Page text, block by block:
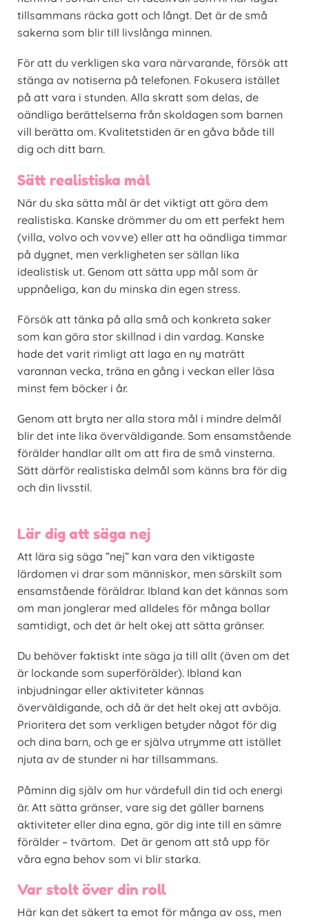
tillsammans räcka gott och långt. Det är de små
sakerna som blir till livslånga minnen.
För att du verkligen ska vara närvarande, försök att
stänga av notiserna på telefonen. Fokusera istället
på att vara i stunden. Alla skratt som delas, de
oändliga berättelserna från skoldagen som barnen
vill berätta om. Kvalitetstiden är en gåva både till
dig och ditt barn.
Sätt realistiska mål
När du ska sätta mål är det viktigt att göra dem
realistiska. Kanske drömmer du om ett perfekt hem
(villa, volvo och vovve) eller att ha oändliga timmar
på dygnet, men verkligheten ser sällan lika
idealistisk ut. Genom att sätta upp mål som är
uppnåeliga, kan du minska din egen stress.
Försök att tänka på alla små och konkreta saker
som kan göra stor skillnad i din vardag. Kanske
hade det varit rimligt att laga en ny maträtt
varannan vecka, träna en gång i veckan eller läsa
minst fem böcker i år.
Genom att bryta ner alla stora mål i mindre delmål
blir det inte lika överväldigande. Som ensamstående
förälder handlar allt om att fira de små vinsterna.
Sätt därför realistiska delmål som känns bra för dig
och din livsstil.
Lär dig att säga nej
Att lära sig säga ”nej” kan vara den viktigaste
lärdomen vi drar som människor, men särskilt som
ensamstående föräldrar. Ibland kan det kännas som
om man jonglerar med alldeles för många bollar
samtidigt, och det är helt okej att sätta gränser.
Du behöver faktiskt inte säga ja till allt (även om det
är lockande som superförälder). Ibland kan
inbjudningar eller aktiviteter kännas
överväldigande, och då är det helt okej att avböja.
Prioritera det som verkligen betyder något för dig
och dina barn, och ge er själva utrymme att istället
njuta av de stunder ni har tillsammans.
Påminn dig själv om hur värdefull din tid och energi
är. Att sätta gränser, vare sig det gäller barnens
aktiviteter eller dina egna, gör dig inte till en sämre
förälder – tvärtom. Det är genom att stå upp för
våra egna behov som vi blir starka.
Var stolt över din roll
Här kan det säkert ta emot för många av oss, men